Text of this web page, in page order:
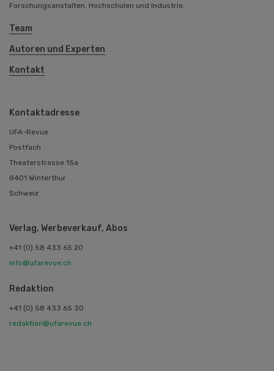
Forschungsanstalten, Hochschulen und Industrie.
Team
Autoren und Experten
Kontakt
Kontaktadresse
UFA-Revue
Postfach
Theaterstrasse 15a
8401 Winterthur
Schweiz
Verlag, Werbeverkauf, Abos
+41 (0) 58 433 65 20
info@ufarevue.ch
Redaktion
+41 (0) 58 433 65 30
redaktion@ufarevue.ch